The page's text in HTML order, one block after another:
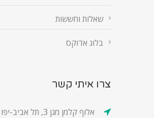
שאלות וחששות
בלוג אדוקס
צרו איתי קשר
אלוף קלמן מגן 3, תל אביב-יפו